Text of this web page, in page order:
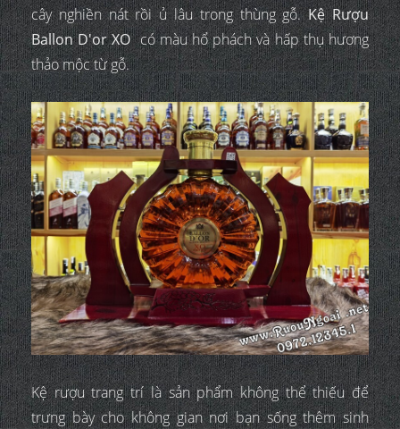
cây nghiền nát rồi ủ lâu trong thùng gỗ.Kệ Rượu
Ballon D'or XOcó màu hổ phách và hấp thụ hương
thảo mộc từ gỗ.
Kệ rượu trang trí là sản phẩm không thể thiếu để
trưng bày cho không gian nơi bạn sống thêm sinh